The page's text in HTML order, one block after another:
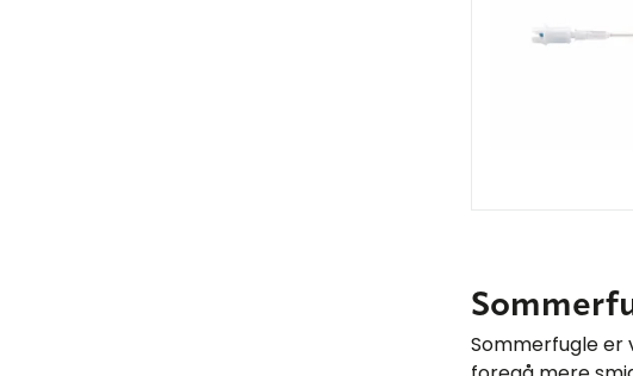
Sommerfugle er